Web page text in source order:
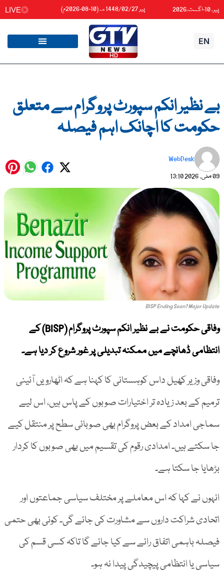
پیر، 10-اگست،2026 پیر 1448/02/27هـ (10-08-2026م) LIVE
EN
بے نظیر انکم سپورٹ پروگرام سے متعلق
حکومت کا اچانک اہم فیصلہ
WebDesk
09 مئی, 2026
13:10
BISP Ending Soon? Major Update
وفاقی حکومت نے بے نظیر انکم سپورٹ پروگرام (BISP) کے
انتظامی ڈھانچے میں ممکنہ تبدیلی پر غور شروع کر دیا ہے۔
وفاقی وزیر کھیل داس کوہستانی کا کہنا ہے کہ اٹھارویں آئینی
ترمیم کے بعد زیادہ تر اختیارات صوبوں کے پاس ہیں، اس لیے
سماجی امداد کے بعض پروگرام بھی صوبائی سطح پر منتقل کیے
جا سکتے ہیں۔ امدادی رقوم کی تقسیم میں بھی صوبوں کا کردار
بڑھایا جا سکتا ہے۔
انہوں نے کہا کہ اس معاملے پر مختلف سیاسی جماعتوں اور
اتحادی شراکت داروں سے مشاورت کی جائے گی۔ کوئی بھی حتمی
فیصلہ باہمی اتفاق رائے سے کیا جائے گا تاکہ کسی قسم کی
سیاسی یا انتظامی پیچیدگی پیدا نہ ہو۔